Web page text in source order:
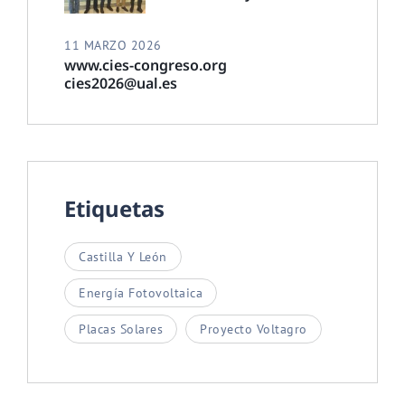
www.cies-congreso.org
cies2026@ual.es
11 MARZO 2026
Etiquetas
Castilla Y León
Energía Fotovoltaica
Placas Solares Proyecto Voltagro